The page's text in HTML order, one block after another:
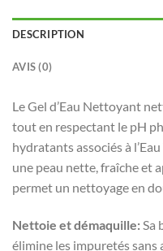
DESCRIPTION
AVIS (0)
Le Gel d’Eau Nettoyant
tout en respectant le pH
hydratants associés à
une peau nette, fraîche et
permet un nettoyage en
Nettoie et démaquille: Sa
élimine les impuretés sans